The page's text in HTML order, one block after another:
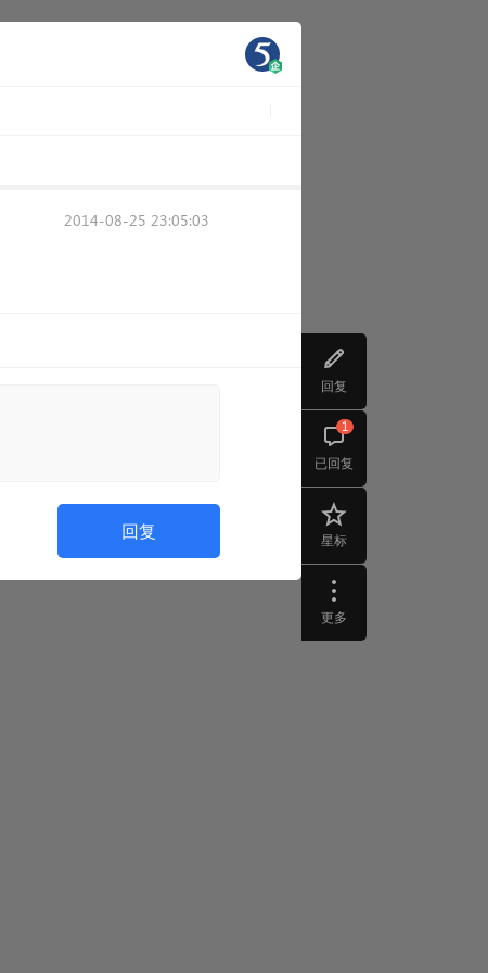
回复
已回复
1
星标
更多
2014-08-25 23:05:03
回复